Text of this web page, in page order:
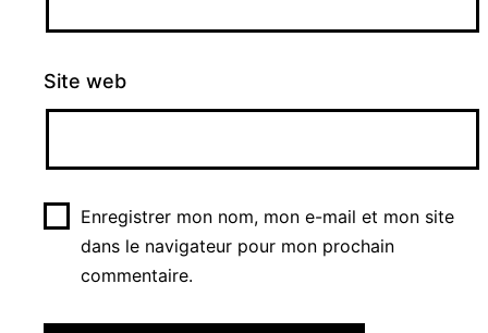
Site web
Enregistrer mon nom, mon e-mail et mon site
dans le navigateur pour mon prochain
commentaire.